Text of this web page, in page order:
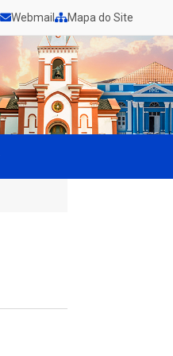
Webmail Mapa do Site